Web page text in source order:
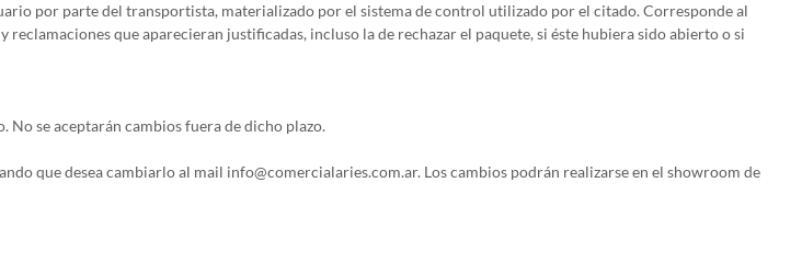
por parte del transportista, materializado por el sistema de control utilizado por el citado. Corresponde al
que aparecieran justificadas, incluso la de rechazar el paquete, si éste hubiera sido abierto o si
No se aceptarán cambios fuera de dicho plazo.
que desea cambiarlo al mail info@comercialaries.com.ar. Los cambios podrán realizarse en el showroom de